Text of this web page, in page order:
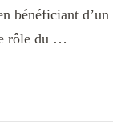
bénéficiant d’un
rôle du …